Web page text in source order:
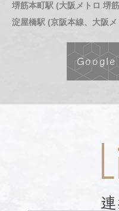
堺筋本町駅 (大阪メトロ 堺
淀屋橋駅 (京阪本線、大阪
Google